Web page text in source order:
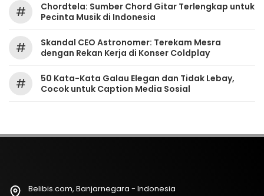
#
Chordtela: Sumber Chord Gitar Terlengkap untuk
Pecinta Musik di Indonesia
#
Skandal CEO Astronomer: Terekam Mesra
dengan Rekan Kerja di Konser Coldplay
#
50 Kata-Kata Galau Elegan dan Tidak Lebay,
Cocok untuk Caption Media Sosial
Belibis.com, Banjarnegara - Indonesia